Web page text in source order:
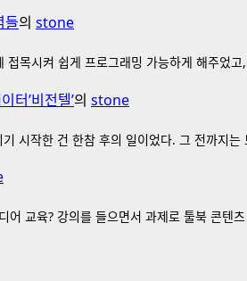
들의 stone
목시켜 쉽게 프로그래밍 가능하게 해주었
터’비전텔’의 stone
시작한 건 한참 후의 일이었다. 그 전까지
교육? 강의를 들으면서 과제로 툴북 콘텐